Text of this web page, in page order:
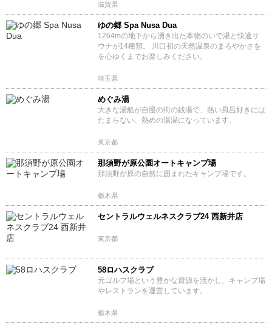
滋賀県
ゆの郷 Spa Nusa Dua
1264mの地下から湧き出た本物のいで湯と快適サ
ウナが14種類。 川口初の天然温泉のまろやかさを
を心ゆくまでお楽しみください。
埼玉県
めぐみ湯
大きな湯船が自慢の街の銭湯で、熱い風呂好きには
たまらない、熱めの湯温になっています。
東京都
那須野が原公園オートキャンプ場
那須野が原の自然に囲まれたキャンプ場です。
栃木県
セントラルウェルネスクラブ24 西新井店
東京都
58ロハスクラブ
元ゴルフ場という豊かな資源を活かし、キャンプ場
やレストランを運営しています。
栃木県